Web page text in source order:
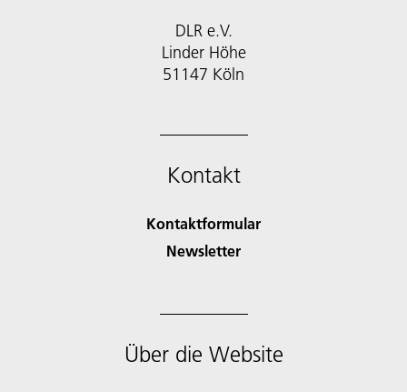
DLR e.V.
Linder Höhe
51147 Köln
Kontakt
Kontaktformular
Newsletter
Über die Website